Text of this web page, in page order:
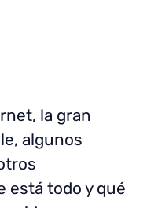
la gran
algunos
está todo y qué